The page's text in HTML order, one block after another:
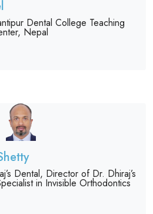
Dental College Teaching
Nepal
Dental, Director of Dr. Dhiraj’s
in Invisible Orthodontics